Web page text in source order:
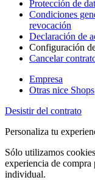
Protección de
Condiciones
revocación
Declaración de
Configuración
Cancelar
Empresa
Otras nice Shops
Desistir del contrato
Personaliza tu
Sólo utilizamos
experiencia de
individual.